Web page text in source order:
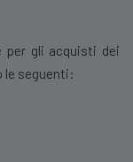
per gli acquisti dei
le seguenti: